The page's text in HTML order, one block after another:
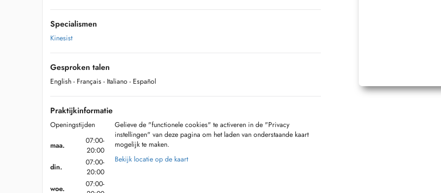
Specialismen
Kinesist
Gesproken talen
English - Français - Italiano - Español
Praktijkinformatie
Openingstijden
maa.
07:00-
20:00
din.
07:00-
20:00
woe.
07:00-
Gelieve de "functionele cookies" te activeren in de "Privacy
instellingen" van deze pagina om het laden van onderstaande kaart
mogelijk te maken.
Bekijk locatie op de kaart